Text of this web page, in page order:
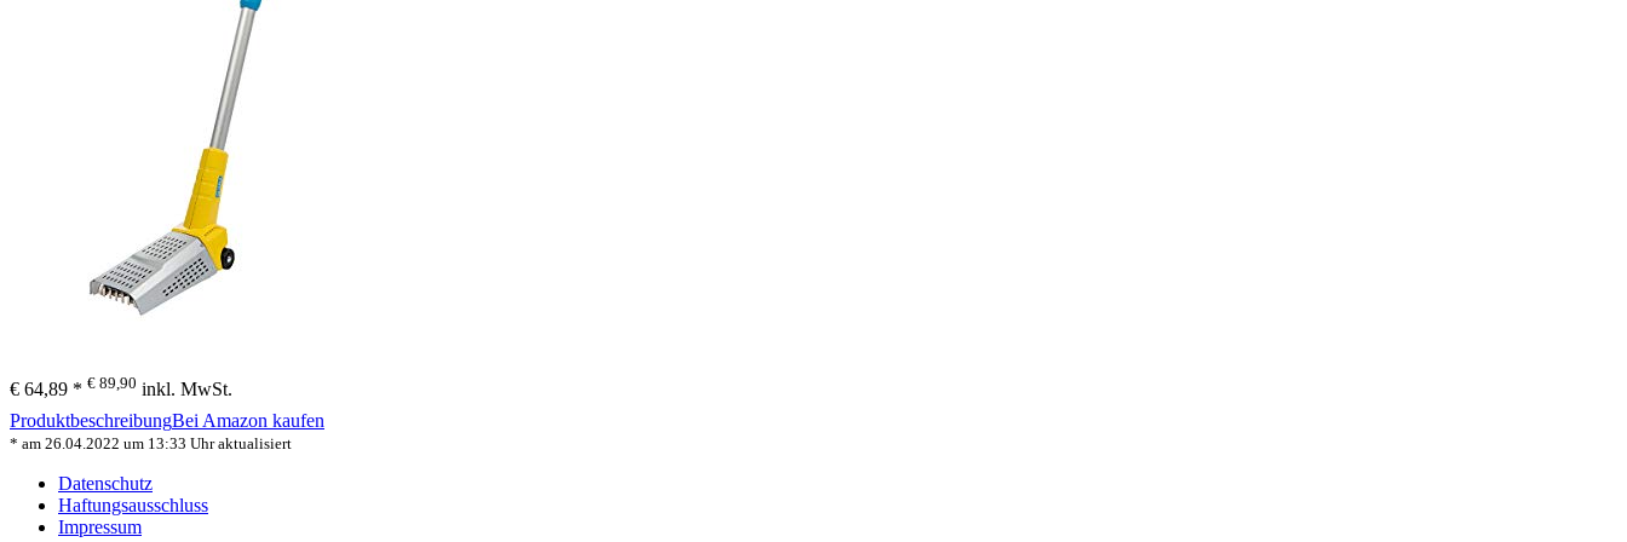
€ 64,89 * € 89,90 inkl. MwSt.
ProduktbeschreibungBei Amazon kaufen
* am 26.04.2022 um 13:33 Uhr aktualisiert
Datenschutz
Haftungsausschluss
Impressum